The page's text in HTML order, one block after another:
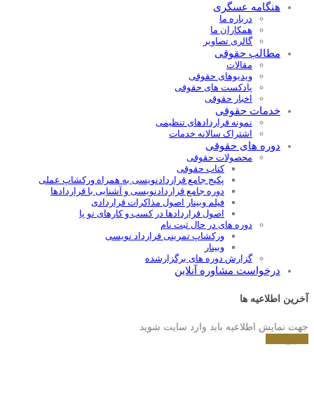
هنگامه عسگری
درباره ما
همکاران ما
گالری تصاویر
مطالب حقوقی
مقالات
ویدیوهای حقوقی
پادکست های حقوقی
اخبار حقوقی
خدمات حقوقی
نمونه قراردادهای تنظیمی
اشتراک سالانه خدمات
دوره های حقوقی
محصولات حقوقی
کتاب حقوقی
پکیج جامع قراردادنویسی به همراه ورکشاپ عملی
دوره جامع قراردادنويسی و آشنايی با قراردادها
فیلم وبینار اصول مذاکرات قراردادی
اصول قراردادها در کسب و کارهای نو پا
دوره های در حال ثبت نام
ورکشاپ تمرینی قرارداد نویسی
وبینار
گزارش دوره های برگزارشده
درخواست مشاوره آنلاین
آخرین اطلاعیه ها
جهت نمایش اطلاعیه باید وارد سایت شوید